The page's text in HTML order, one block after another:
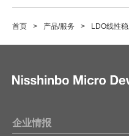
首页 产品/服务 LDO线性
企业情报